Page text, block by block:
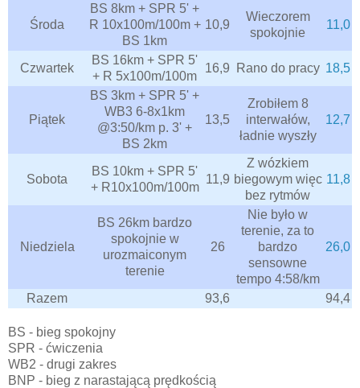
Środa
BS 8km + SPR 5' +
R 10x100m/100m +
BS 1km
10,9
Wieczorem
spokojnie
11,0
Czwartek
BS 16km + SPR 5'
+ R 5x100m/100m
16,9 Rano do pracy 18,5
Piątek
BS 3km + SPR 5' +
WB3 6-8x1km
@3:50/km p. 3' +
BS 2km
13,5
Zrobiłem 8
interwałów,
ładnie wyszły
12,7
Sobota
BS 10km + SPR 5'
+ R10x100m/100m
11,9
Z wózkiem
biegowym więc
bez rytmów
11,8
Niedziela
BS 26km bardzo
spokojnie w
urozmaiconym
terenie
26
Nie było w
terenie, za to
bardzo
sensowne
tempo 4:58/km
26,0
Razem 93,6 94,4
BS - bieg spokojny
SPR - ćwiczenia
WB2 - drugi zakres
BNP - bieg z narastającą prędkością